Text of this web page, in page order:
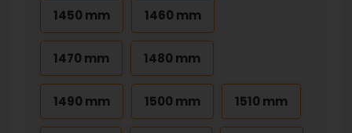
1450 mm 1460 mm
1470 mm 1480 mm
1490 mm 1500 mm 1510 mm